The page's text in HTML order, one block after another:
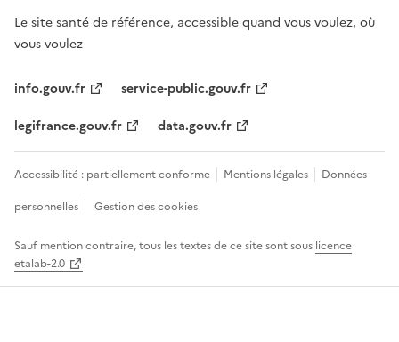
Le site santé de référence, accessible quand vous voulez, où
vous voulez
info.gouv.fr
service-public.gouv.fr
legifrance.gouv.fr
data.gouv.fr
Accessibilité : partiellement conforme Mentions légales
Données
personnelles
Gestion des cookies
Sauf mention contraire, tous les textes de ce site sont sous licence
etalab-2.0